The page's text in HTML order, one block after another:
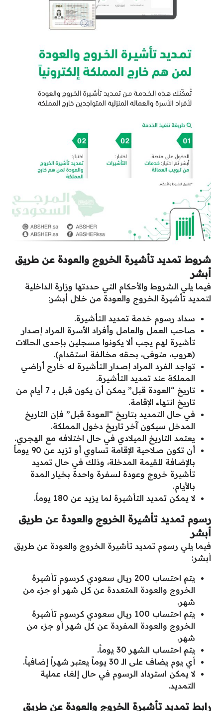
شروط تمديد تأشيرة الخروج والعودة عن طريق
أبشر
فيما يلي الشروط والأحكام التي حددتها وزارة الداخلية
لتمديد تأشيرة الخروج والعودة من خلال أبشر:
سداد رسوم خدمة تمديد التأشيرة.
صاحب العمل والعامل وأفراد الأسرة المراد إصدار
تأشيرة لهم يجب ألا يكونوا مسجلين بإحدى الحالات
(هروب، متوفى، بحقه مخالفة استقدام).
تواجد الفرد المراد إصدار التأشيرة له خارج أراضي
المملكة عند تمديد التأشيرة.
تاريخ “العودة قبل” يمكن أن يكون قبل بـ 7 أيام من
تاريخ انتهاء الإقامة.
في حال التمديد بتاريخ “العودة قبل” فإن التاريخ
المدخل سيكون آخر تاريخ دخول المملكة.
يعتمد التاريخ الميلادي في حال اختلافه مع الهجري.
أن تكون صلاحية الإقامة تساوي أو تزيد عن 90 يوماً
بالإضافة للقيمة المدخلة، وذلك في حال تمديد
تأشيرة خروج وعودة لسفرة واحدة بخيار المدة
بالأيام.
لا يمكن تمديد التأشيرة لما يزيد عن 180 يوماً.
رسوم تمديد تأشيرة الخروج والعودة عن طريق
أبشر
فيما يلي رسوم تمديد تأشيرة الخروج والعودة عن طريق
أبشر:
يتم احتساب 200 ريال سعودي كرسوم تأشيرة
الخروج والعودة المتعددة عن كل شهر أو جزء من
شهر.
يتم احتساب 100 ريال سعودي كرسوم تأشيرة
الخروج والعودة المفردة عن كل شهر أو جزء من
شهر.
يتم احتساب الشهر 30 يوماً.
أي يوم يضاف على الـ 30 يوماً يعتبر شهراً إضافياً.
لا يمكن استرداد الرسوم في حال إلغاء عملية
التمديد.
رابط تمديد تأشيرة الخروج والعودة عن طريق